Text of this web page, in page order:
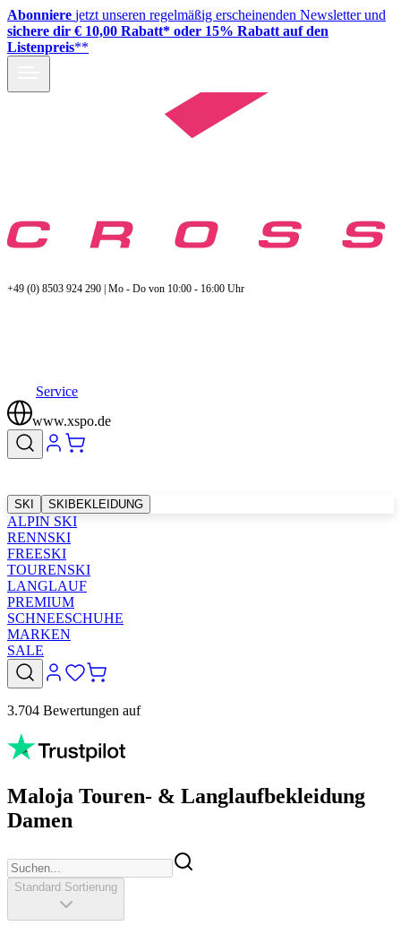
Abonniere jetzt unseren regelmäßig erscheinenden Newsletter und
sichere dir € 10,00 Rabatt* oder 15% Rabatt auf den
Listenpreis**
+49 (0) 8503 924 290 | Mo - Do von 10:00 - 16:00 Uhr
Service
www.xspo.de
SKI SKIBEKLEIDUNG
ALPIN SKI
RENNSKI
FREESKI
TOURENSKI
LANGLAUF
PREMIUM
SCHNEESCHUHE
MARKEN
SALE
3.704 Bewertungen auf
Maloja Touren- & Langlaufbekleidung
Damen
Standard Sortierung